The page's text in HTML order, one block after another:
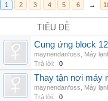
1 2 3 4 5 6 →
TIÊU ĐỀ
Cung ứng block
maynendanfoss
Máy
Trả lời:
0
Thay tận nơi máy
maynendanfoss
Máy
Trả lời:
0